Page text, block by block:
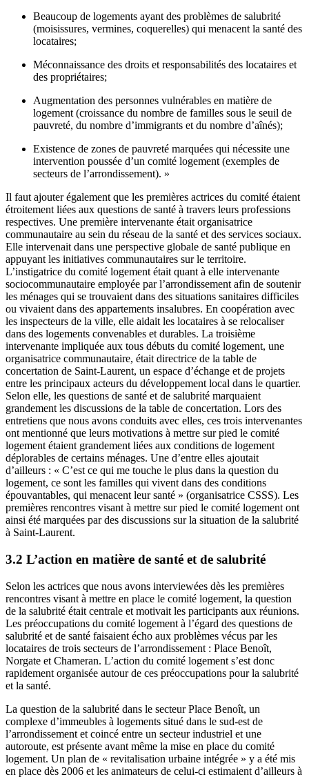
Beaucoup de logements ayant des problèmes de salubrité
(moisissures, vermines, coquerelles) qui menacent la santé des
locataires;
Méconnaissance des droits et responsabilités des locataires et
des propriétaires;
Augmentation des personnes vulnérables en matière de
logement (croissance du nombre de familles sous le seuil de
pauvreté, du nombre d’immigrants et du nombre d’aînés);
Existence de zones de pauvreté marquées qui nécessite une
intervention poussée d’un comité logement (exemples de
secteurs de l’arrondissement). »
Il faut ajouter également que les premières actrices du comité étaient
étroitement liées aux questions de santé à travers leurs professions
respectives. Une première intervenante était organisatrice
communautaire au sein du réseau de la santé et des services sociaux.
Elle intervenait dans une perspective globale de santé publique en
appuyant les initiatives communautaires sur le territoire.
L’instigatrice du comité logement était quant à elle intervenante
sociocommunautaire employée par l’arrondissement afin de soutenir
les ménages qui se trouvaient dans des situations sanitaires difficiles
ou vivaient dans des appartements insalubres. En coopération avec
les inspecteurs de la ville, elle aidait les locataires à se relocaliser
dans des logements convenables et durables. La troisième
intervenante impliquée aux tous débuts du comité logement, une
organisatrice communautaire, était directrice de la table de
concertation de Saint-Laurent, un espace d’échange et de projets
entre les principaux acteurs du développement local dans le quartier.
Selon elle, les questions de santé et de salubrité marquaient
grandement les discussions de la table de concertation. Lors des
entretiens que nous avons conduits avec elles, ces trois intervenantes
ont mentionné que leurs motivations à mettre sur pied le comité
logement étaient grandement liées aux conditions de logement
déplorables de certains ménages. Une d’entre elles ajoutait
d’ailleurs : « C’est ce qui me touche le plus dans la question du
logement, ce sont les familles qui vivent dans des conditions
épouvantables, qui menacent leur santé » (organisatrice CSSS). Les
premières rencontres visant à mettre sur pied le comité logement ont
ainsi été marquées par des discussions sur la situation de la salubrité
à Saint-Laurent.
3.2 L’action en matière de santé et de salubrité
Selon les actrices que nous avons interviewées dès les premières
rencontres visant à mettre en place le comité logement, la question
de la salubrité était centrale et motivait les participants aux réunions.
Les préoccupations du comité logement à l’égard des questions de
salubrité et de santé faisaient écho aux problèmes vécus par les
locataires de trois secteurs de l’arrondissement : Place Benoît,
Norgate et Chameran. L’action du comité logement s’est donc
rapidement organisée autour de ces préoccupations pour la salubrité
et la santé.
La question de la salubrité dans le secteur Place Benoît, un
complexe d’immeubles à logements situé dans le sud-est de
l’arrondissement et coincé entre un secteur industriel et une
autoroute, est présente avant même la mise en place du comité
logement. Un plan de « revitalisation urbaine intégrée » y a été mis
en place dès 2006 et les animateurs de celui-ci estimaient d’ailleurs à